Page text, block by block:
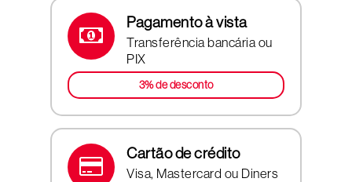
Pagamento à vista
Transferência bancária ou
PIX
3% de desconto
Cartão de crédito
Visa, Mastercard ou Diners